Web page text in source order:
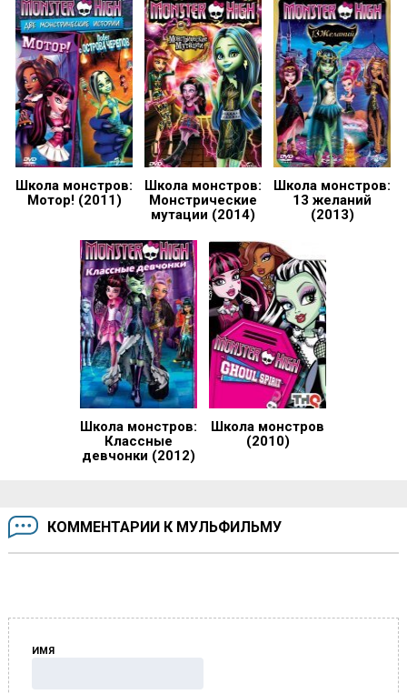
Школа монстров:
Мотор! (2011)
Школа монстров:
Монстрические
мутации (2014)
Школа монстров:
13 желаний
(2013)
Школа монстров:
Классные
девчонки (2012)
Школа монстров
(2010)
КОММЕНТАРИИ К МУЛЬФИЛЬМУ
ИМЯ